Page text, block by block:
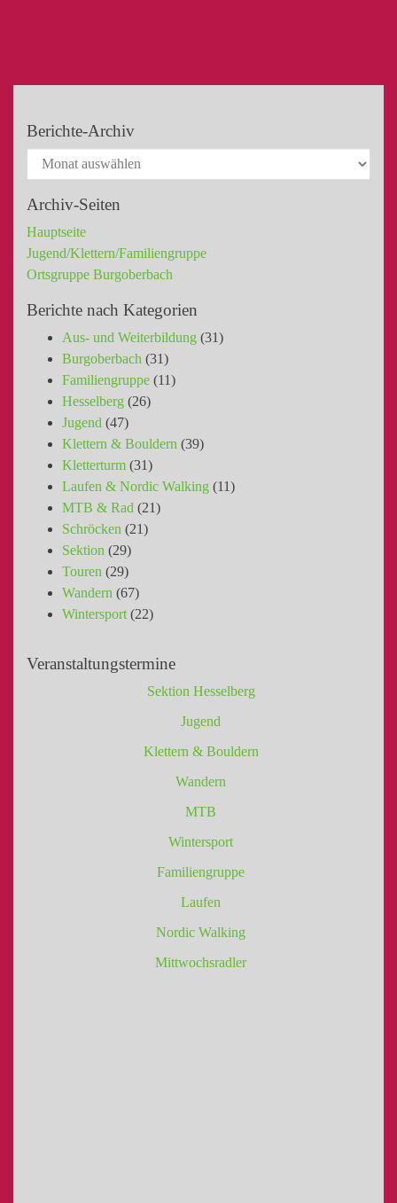
Berichte-Archiv
Archiv-Seiten
Hauptseite
Jugend/Klettern/Familiengruppe
Ortsgruppe Burgoberbach
Berichte nach Kategorien
Aus- und Weiterbildung (31)
Burgoberbach (31)
Familiengruppe (11)
Hesselberg (26)
Jugend (47)
Klettern & Bouldern (39)
Kletterturm (31)
Laufen & Nordic Walking (11)
MTB & Rad (21)
Schröcken (21)
Sektion (29)
Touren (29)
Wandern (67)
Wintersport (22)
Veranstaltungstermine
Sektion Hesselberg
Jugend
Klettern & Bouldern
Wandern
MTB
Wintersport
Familiengruppe
Laufen
Nordic Walking
Mittwochsradler